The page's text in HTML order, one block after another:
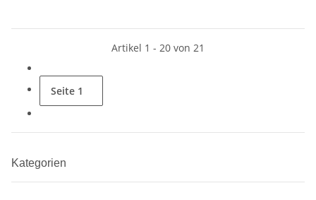
Artikel 1 - 20 von 21
Seite 1
Kategorien